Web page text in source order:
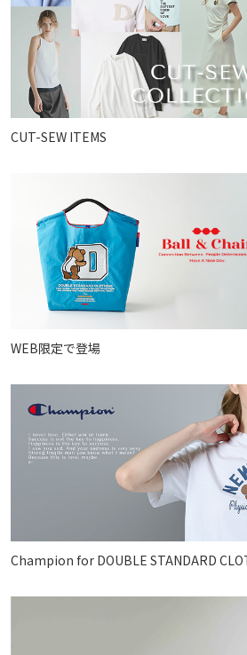
CUT-SEW ITEMS
WEB限定で登場
Champion for DOUBLE STANDARD